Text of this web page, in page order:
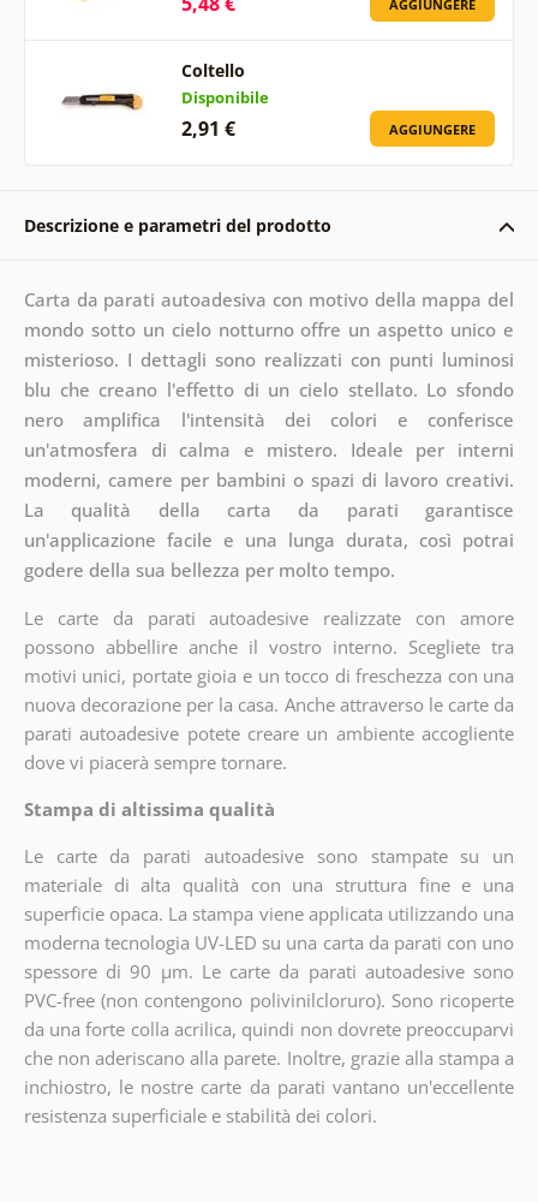
AGGIUNGERE
Coltello
Disponibile
2,91 € AGGIUNGERE
Descrizione e parametri del prodotto
Carta da parati autoadesiva con motivo della mappa del
mondo sotto un cielo notturno offre un aspetto unico e
misterioso. I dettagli sono realizzati con punti luminosi
blu che creano l'effetto di un cielo stellato. Lo sfondo
nero amplifica l'intensità dei colori e conferisce
un'atmosfera di calma e mistero. Ideale per interni
moderni, camere per bambini o spazi di lavoro creativi.
La qualità della carta da parati garantisce
un'applicazione facile e una lunga durata, così potrai
godere della sua bellezza per molto tempo.
Le carte da parati autoadesive realizzate con amore
possono abbellire anche il vostro interno. Scegliete tra
motivi unici, portate gioia e un tocco di freschezza con una
nuova decorazione per la casa. Anche attraverso le carte da
parati autoadesive potete creare un ambiente accogliente
dove vi piacerà sempre tornare.
Stampa di altissima qualità
Le carte da parati autoadesive sono stampate su un
materiale di alta qualità con una struttura fine e una
superficie opaca. La stampa viene applicata utilizzando una
moderna tecnologia UV-LED su una carta da parati con uno
spessore di 90 µm. Le carte da parati autoadesive sono
PVC-free (non contengono polivinilcloruro). Sono ricoperte
da una forte colla acrilica, quindi non dovrete preoccuparvi
che non aderiscano alla parete. Inoltre, grazie alla stampa a
inchiostro, le nostre carte da parati vantano un'eccellente
resistenza superficiale e stabilità dei colori.